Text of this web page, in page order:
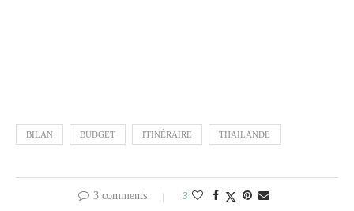
BILAN BUDGET ITINÉRAIRE THAILANDE
3 comments 3